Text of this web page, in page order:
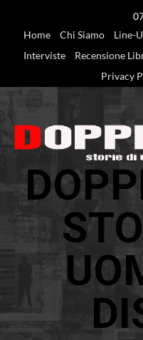
Home
Chi Siamo Line-
Interviste
Recensione
Privacy